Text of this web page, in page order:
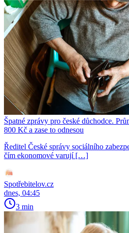
Špatné zprávy pro české důchodce.
800 Kč a zase to odnesou
Ředitel České správy sociálního
čím ekonomové varují […]
Spotřebitelov.cz
dnes, 04:45
3 min